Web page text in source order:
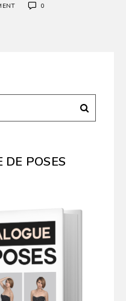
0
DE POSES